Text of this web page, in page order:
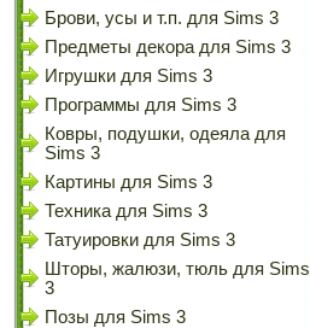
Брови, усы и т.п. для Sims 3
Предметы декора для Sims 3
Игрушки для Sims 3
Программы для Sims 3
Ковры, подушки, одеяла для
Sims 3
Картины для Sims 3
Техника для Sims 3
Татуировки для Sims 3
Шторы, жалюзи, тюль для Sims
3
Позы для Sims 3